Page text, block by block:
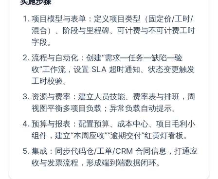
项目模型与表单：定义项目类型（固定价/工时/
混合）、阶段与里程碑、可计费与不可计费工时
字段。
流程与自动化：创建“需求—任务—缺陷—验
收”工作流，设置 SLA 超时通知、状态变更触发
工时校验。
资源与费率：建立人员技能、费率表与排班，周
视图平衡多项目负载；异常负载自动提示。
预算与报表：配置预算、成本中心、项目毛利小
组件，建立“本周应收”“逾期交付”红黄灯看板。
集成：同步代码仓/工单/CRM 合同信息，打通应
收与发票流程，形成端到端数据闭环。